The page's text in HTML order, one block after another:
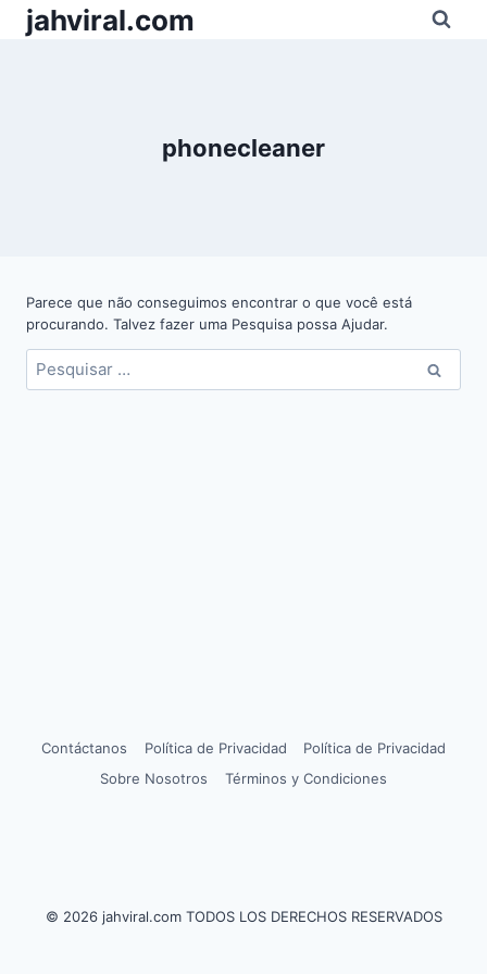
Pular
parajahviral.com
phonecleaner
Parece que não conseguimos encontrar o que você está
procurando. Talvez fazer uma Pesquisa possa Ajudar.
por:
Contáctanos Política de Privacidad
Política de Privacidad
Sobre Nosotros
Términos y Condiciones
© 2026 jahviral.com TODOS LOS DERECHOS RESERVADOS